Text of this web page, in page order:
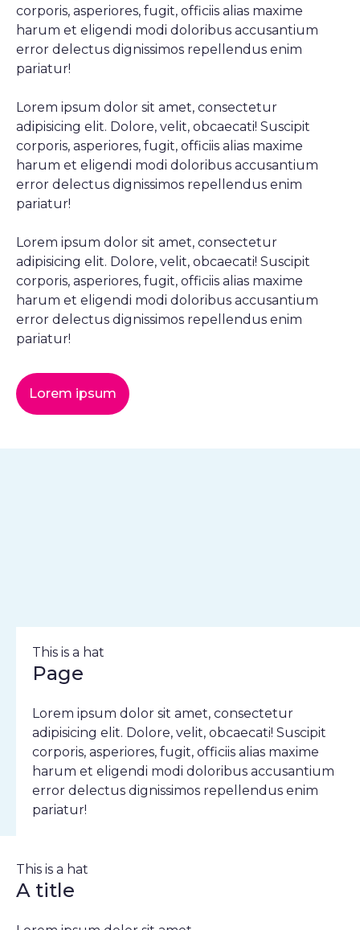
corporis, asperiores, fugit, officiis alias maxime
harum et eligendi modi doloribus accusantium
error delectus dignissimos repellendus enim
pariatur!
Lorem ipsum dolor sit amet, consectetur
adipisicing elit. Dolore, velit, obcaecati! Suscipit
corporis, asperiores, fugit, officiis alias maxime
harum et eligendi modi doloribus accusantium
error delectus dignissimos repellendus enim
pariatur!
Lorem ipsum dolor sit amet, consectetur
adipisicing elit. Dolore, velit, obcaecati! Suscipit
corporis, asperiores, fugit, officiis alias maxime
harum et eligendi modi doloribus accusantium
error delectus dignissimos repellendus enim
pariatur!
Lorem ipsum
This is a hat
Page
Lorem ipsum dolor sit amet, consectetur
adipisicing elit. Dolore, velit, obcaecati! Suscipit
corporis, asperiores, fugit, officiis alias maxime
harum et eligendi modi doloribus accusantium
error delectus dignissimos repellendus enim
pariatur!
This is a hat
A title